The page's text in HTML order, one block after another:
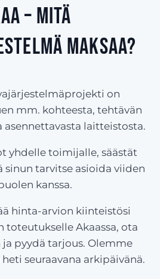
– Mitä
maksaa?
on
mm. kohteesta, tehtävän
asennettavasta laitteistosta.
yhdelle toimijalle, säästät
sinun tarvitse asioida viiden
kanssa.
hinta-arvion kiinteistösi
toteutukselle Akaassa, ota
pyydä tarjous. Olemme
seuraavana arkipäivänä.